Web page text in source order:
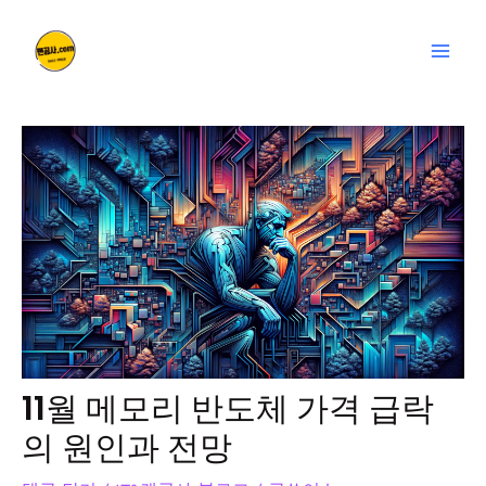
11월 메모리 반도체 가격 급락
의 원인과 전망
탐
색